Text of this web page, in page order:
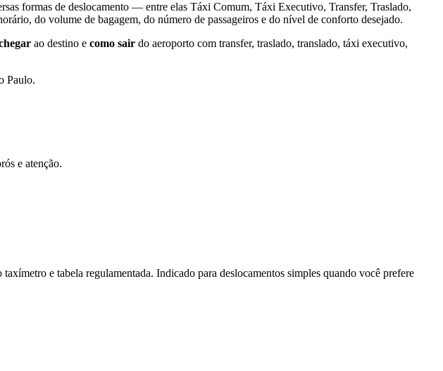
formas de deslocamento — entre elas Táxi Comum, Táxi Executivo, Transfer, Traslado,
do volume de bagagem, do número de passageiros e do nível de conforto desejado.
ao destino e como sair do aeroporto com transfer, traslado, translado, táxi executivo,
Paulo.
e atenção.
e tabela regulamentada. Indicado para deslocamentos simples quando você prefere